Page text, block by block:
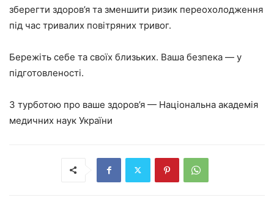
зберегти здоров’я та зменшити ризик переохолодження
під час тривалих повітряних тривог.
Бережіть себе та своїх близьких. Ваша безпека — у
підготовленості.
З турботою про ваше здоров’я — Національна академія
медичних наук України